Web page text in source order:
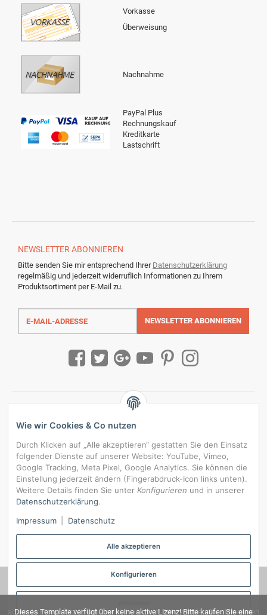
Vorkasse
Überweisung
Nachnahme
PayPal Plus
Rechnungskauf
Kreditkarte
Lastschrift
NEWSLETTER ABONNIEREN
Bitte senden Sie mir entsprechend Ihrer Datenschutzerklärung
regelmäßig und jederzeit widerruflich Informationen zu Ihrem
Produktsortiment per E-Mail zu.
E-
Mail-
NEWSLETTER ABONNIEREN
Alle Preise inkl. gesetzlicher USt., zzgl.
Datenschutz-Einstellungen
© RedBridgeJeans
Wie wir Cookies & Co nutzen
Durch Klicken auf „Alle akzeptieren“ gestatten Sie den Einsatz
folgender Dienste auf unserer Website: YouTube, Vimeo,
Google Tracking, Meta Pixel, Google Analytics. Sie können die
Einstellung jederzeit ändern (Fingerabdruck-Icon links unten).
Weitere Details finden Sie unter Konfigurieren und in unserer
Datenschutzerklärung.
Impressum
Datenschutz
Alle akzeptieren
Konfigurieren
admorris Pro verfügt über keine aktive Lizenz! Bitte wenden Sie sich an den
Dieses Template verfügt über keine aktive Lizenz! Bitte kaufen Sie eine